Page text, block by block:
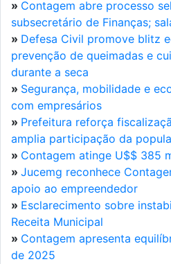
» Contagem abre processo
subsecretário de Finanças;
» Defesa Civil promove blitz
prevenção de queimadas e
durante a seca
» Segurança, mobilidade e
com empresários
» Prefeitura reforça
amplia participação da
» Contagem atinge U$$ 385
» Jucemg reconhece
apoio ao empreendedor
» Esclarecimento sobre
Receita Municipal
» Contagem apresenta
de 2025